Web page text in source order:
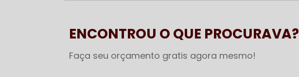
ENCONTROU O QUE PROCURAVA?
Faça seu orçamento gratis agora mesmo!